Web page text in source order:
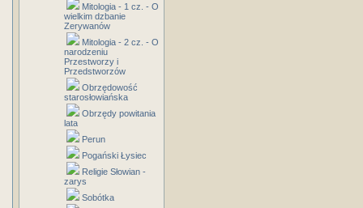
Mitologia - 1 cz. - O
wielkim dzbanie
Zerywanów
Mitologia - 2 cz. - O
narodzeniu
Przestworzy i
Przedstworzów
Obrzędowość
starosłowiańska
Obrzędy powitania
lata
Perun
Pogański Łysiec
Religie Słowian -
zarys
Sobótka